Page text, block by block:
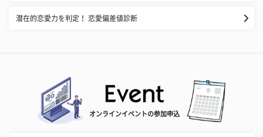
潜在的恋愛力を判定！ 恋愛偏差値診断
オンラインイベントの参加申込